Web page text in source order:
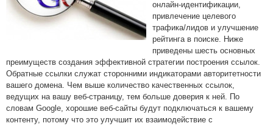
онлайн-идентификации,
привлечение целевого
трафика/лидов и улучшение
рейтинга в поиске. Ниже
приведены шесть основных
преимуществ создания эффективной стратегии построения ссылок.
Обратные ссылки служат сторонними индикаторами авторитетности
вашего домена. Чем выше количество качественных ссылок,
ведущих на вашу веб-страницу, тем больше доверия к ней. По
словам Google, хорошие веб-сайты будут подключаться к вашему
контенту, потому что это улучшит их взаимодействие с